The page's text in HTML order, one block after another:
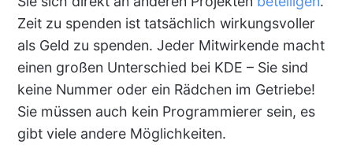
Zeit zu spenden ist tatsächlich wirkungsvoller
als Geld zu spenden. Jeder Mitwirkende macht
einen großen Unterschied bei KDE – Sie sind
keine Nummer oder ein Rädchen im Getriebe!
Sie müssen auch kein Programmierer sein, es
gibt viele andere Möglichkeiten.